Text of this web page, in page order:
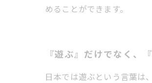
めることができます。
『遊ぶ』だけでなく、
日本では遊ぶという言葉は